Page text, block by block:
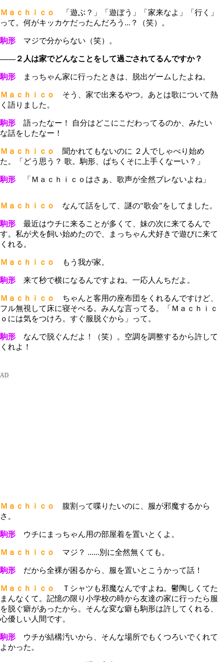
Ｍａｃｈｉｃｏ
「遊ぶ？」「遊ぼう」「家来なよ」「行く」
って。何がキッカケだったんだろう...？（笑）。
駒形 マジで分からない（笑）。
――２人は家でどんなことをして過ごされてるんですか？
駒形 まっちゃん家に行ったときは、脱出ゲームしたよね。
Ｍａｃｈｉｃｏ
そう、家で出来るやつ。あとは歌について熱
く語りました。
駒形 語ったなー！ 自分はどこにこだわってるのか、みたい
な話をしたなー！
Ｍａｃｈｉｃｏ
聞かれてもないのに ２人でしゃべり始め
た。「どう思う？ 歌。駒形、ばちくそに上手くなーい？」
駒形 「Ｍａｃｈｉｃｏはさぁ、歌声が全然ブレないよね」
Ｍａｃｈｉｃｏ なんて話をして、謎の"歌会"をしてました。
駒形 最近はウチに来ることが多くて、妹の次に来てるんで
す。私が犬を飼い始めたので、まっちゃん犬好きで遊びに来て
くれる。
Ｍａｃｈｉｃｏ もう我が家。
駒形 来て秒で横になるんですよね。一応人んちだよ。
Ｍａｃｈｉｃｏ
ちゃんと客用の座布団をくれるんですけど、
フル無視して床に寝そべる。みんな言ってる。「Ｍａｃｈｉｃ
ｏには気をつけろ。すぐ服脱ぐから」って。
駒形 なんで脱ぐんだよ！（笑）。空調を調整するから許して
くれよ！
Ｍａｃｈｉｃｏ
腹割って喋りたいのに、服が邪魔するから
さ。
駒形 ウチにまっちゃん用の部屋着を置いとくよ。
Ｍａｃｈｉｃｏ マジ？ ......別に全然無くても。
駒形 だから全裸が困るから、服を置いとこうかって話！
Ｍａｃｈｉｃｏ
Ｔシャツも邪魔なんですよね。鬱陶しくてた
まんなくて。記憶の限り小学校の時から友達の家に行ったら服
を脱ぐ癖があったから。そんな変な癖も駒形は許してくれる、
心優しい人間です。
駒形 ウチが結構汚いから、そんな場所でもくつろいでくれて
よかった。